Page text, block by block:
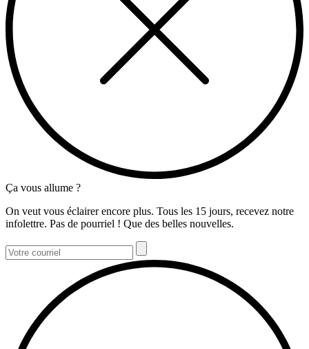
Ça vous allume ?
On veut vous éclairer encore plus. Tous les 15 jours, recevez notre
infolettre. Pas de pourriel ! Que des belles nouvelles.